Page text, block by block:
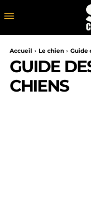
Accueil Le chien Guide
GUIDE
CHIENS